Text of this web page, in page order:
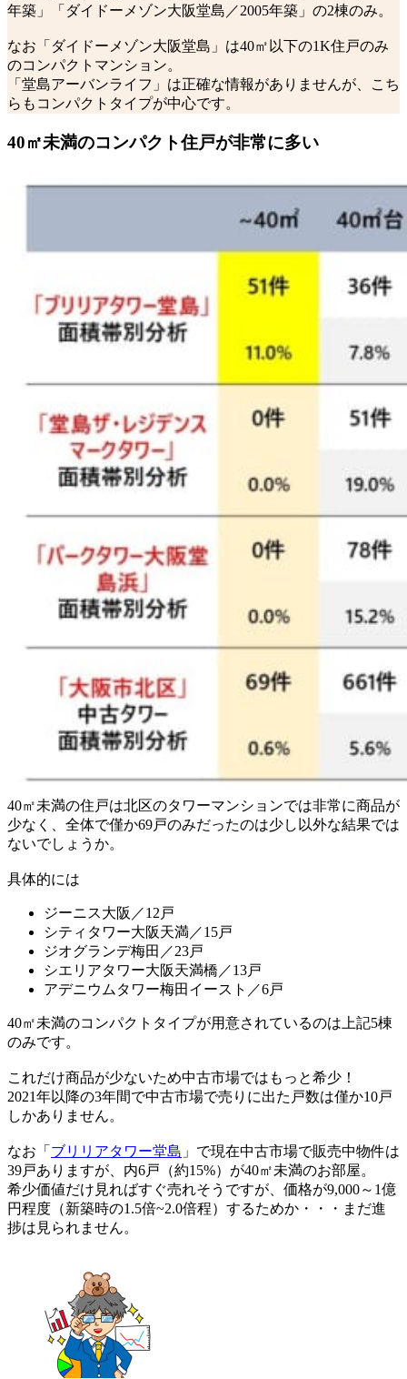
年築」「ダイドーメゾン大阪堂島／2005年築」の2棟のみ。
なお「ダイドーメゾン大阪堂島」は40㎡以下の1K住戸のみ
のコンパクトマンション。
「堂島アーバンライフ」は正確な情報がありませんが、こち
らもコンパクトタイプが中心です。
40㎡未満のコンパクト住戸が非常に多い
40㎡未満の住戸は北区のタワーマンションでは非常に商品が
少なく、全体で僅か69戸のみだったのは少し以外な結果では
ないでしょうか。
具体的には
ジーニス大阪／12戸
シティタワー大阪天満／15戸
ジオグランデ梅田／23戸
シエリアタワー大阪天満橋／13戸
アデニウムタワー梅田イースト／6戸
40㎡未満のコンパクトタイプが用意されているのは上記5棟
のみです。
これだけ商品が少ないため中古市場ではもっと希少！
2021年以降の3年間で中古市場で売りに出た戸数は僅か10戸
しかありません。
なお「 ブリリアタワー堂島 」で現在中古市場で販売中物件は
39戸ありますが、内6戸（約15%）が40㎡未満のお部屋。
希少価値だけ見ればすぐ売れそうですが、価格が9,000～1億
円程度（新築時の1.5倍~2.0倍程）するためか・・・まだ進
捗は見られません。